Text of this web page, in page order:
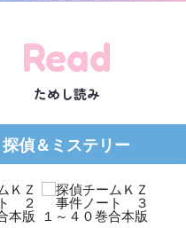
Read
ためし読み
探偵＆ミステリー